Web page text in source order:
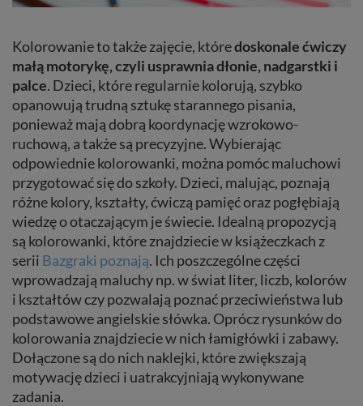
Kolorowanie to także zajęcie, któredoskonale ćwiczy
małą motorykę, czyli usprawnia dłonie, nadgarstki i
palce. Dzieci, które regularnie kolorują, szybko
opanowują trudną sztukę starannego pisania,
ponieważ mają dobrą koordynację wzrokowo-
ruchową, a także są precyzyjne. Wybierając
odpowiednie kolorowanki, można pomóc maluchowi
przygotować się do szkoły. Dzieci, malując, poznają
różne kolory, kształty, ćwiczą pamięć oraz pogłębiają
wiedzę o otaczającym je świecie. Idealną propozycją
są kolorowanki, które znajdziecie w książeczkach z
serii Bazgraki poznają. Ich poszczególne części
wprowadzają maluchy np. w świat liter, liczb, kolorów
i kształtów czy pozwalają poznać przeciwieństwa lub
podstawowe angielskie słówka. Oprócz rysunków do
kolorowania znajdziecie w nich łamigłówki i zabawy.
Dołączone są do nich naklejki, które zwiększają
motywację dzieci i uatrakcyjniają wykonywane
zadania.